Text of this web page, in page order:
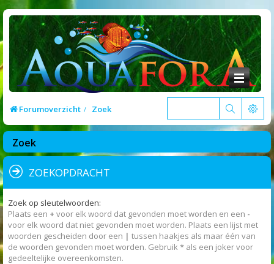
Forumoverzicht Zoek
Zoek
ZOEKOPDRACHT
Zoek op sleutelwoorden:
Plaats een + voor elk woord dat gevonden moet worden en een -
voor elk woord dat niet gevonden moet worden. Plaats een lijst met
woorden gescheiden door een | tussen haakjes als maar één van
de woorden gevonden moet worden. Gebruik * als een joker voor
gedeeltelijke overeenkomsten.